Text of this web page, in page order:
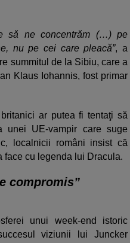
să ne concentrăm (…) pe
nu pe cei care pleacă”, a
summitul de la Sibiu, care a
Klaus Iohannis, fost primar
ar putea fi tentaţi să
unei UE-vampir care suge
localnicii români insist că
face cu legenda lui Dracula.
compromis”
unui week-end istoric
viziunii lui Juncker